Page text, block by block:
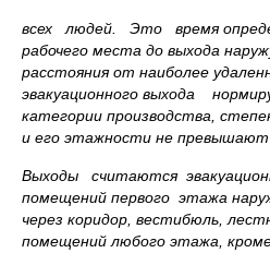
всех людей. Это время
рабочего места до выхода
расстояния от наиболее
эвакуационного выхода
категории производства,
и его этажности не превышают
Выходы считаются
помещений первого этажа
через коридор, вестибюль,
помещений любого этажа,